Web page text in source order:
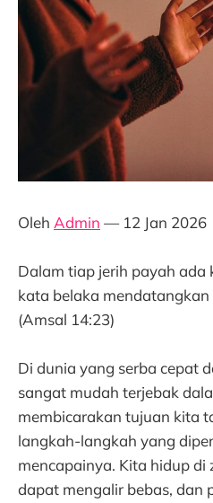
Oleh Admin — 12 Jan 2026
Dalam tiap jerih payah
kata belaka
(Amsal 14:23)
Di dunia yang serba cepat
sangat mudah terjebak
membicarakan tujuan kita
langkah-langkah yang
mencapainya. Kita hidup
dapat mengalir bebas, dan